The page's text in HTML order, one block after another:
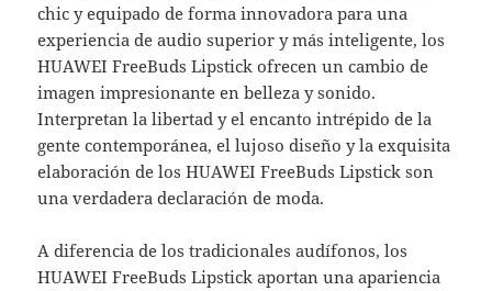
chic y equipado de forma innovadora para una
experiencia de audio superior y más inteligente, los
HUAWEI FreeBuds Lipstick ofrecen un cambio de
imagen impresionante en belleza y sonido.
Interpretan la libertad y el encanto intrépido de la
gente contemporánea, el lujoso diseño y la exquisita
elaboración de los HUAWEI FreeBuds Lipstick son
una verdadera declaración de moda.
A diferencia de los tradicionales audífonos, los
HUAWEI FreeBuds Lipstick aportan una apariencia